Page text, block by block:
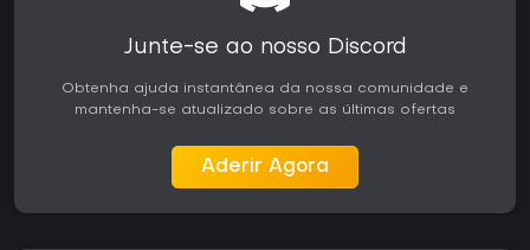
Junte-se ao nosso Discord
Obtenha ajuda instantânea da nossa comunidade e
mantenha-se atualizado sobre as últimas ofertas
Aderir Agora